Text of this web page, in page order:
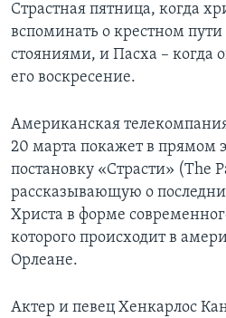
Страстная пятница, когда
вспоминать о крестном пути
стояниями, и Пасха – когда
его воскресение.
Американская
20 марта покажет в прямом
постановку «Страсти» (The
рассказывающую о
Христа в форме
которого происходит в
Орлеане.
Актер и певец Хенкарлос